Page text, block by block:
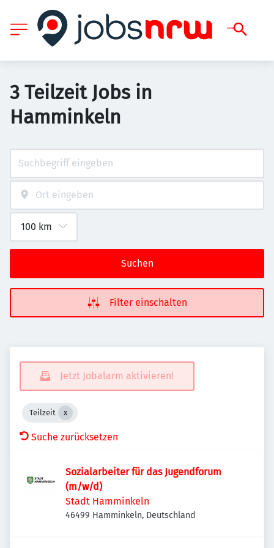
3 Teilzeit Jobs in
Hamminkeln
Suchen
Filter einschalten
Jetzt Jobalarm aktivieren!
Teilzeit
Suche zurücksetzen
Sozialarbeiter für das Jugendforum
(m/w/d)
Stadt Hamminkeln
46499 Hamminkeln, Deutschland